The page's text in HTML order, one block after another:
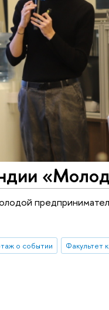
о событии Факультет